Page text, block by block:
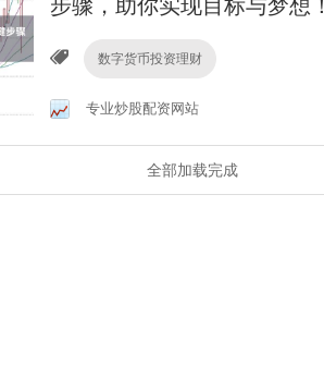
数字货币投资理财
专业炒股配资网站
全部加载完成